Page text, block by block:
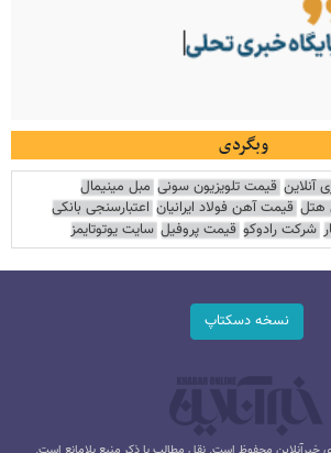
وبگردی
آنلاین قیمت تلویزیون سونی مبل مینیمال
هتل قیمت آهن فولاد ایرانیان اعتبارسنجی بانکی
شرکت رادوکو قیمت پروفیل سایت یوتوتایمز
نسخه دسکتاپ